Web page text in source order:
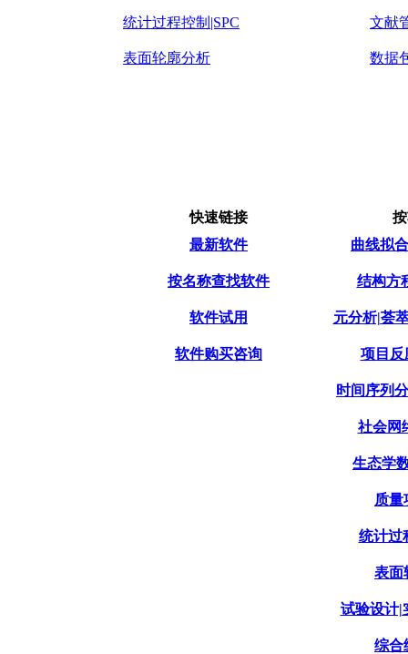
统计过程控制|SPC
表面轮廓分析
文献
数据
快速链接
最新软件
按名称查找软件
软件试用
软件购买咨询
曲线拟
结构方
元分析|荟
项目反
时间序列
社会网
生态学
质量
统计过
表面
试验设计|
综合